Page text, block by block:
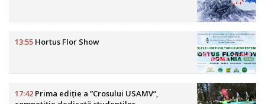
13:55 Hortus Flor Show
17:42 Prima ediție a ”Crosului USAMV”,